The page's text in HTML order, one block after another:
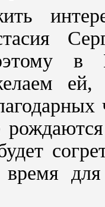
в
время